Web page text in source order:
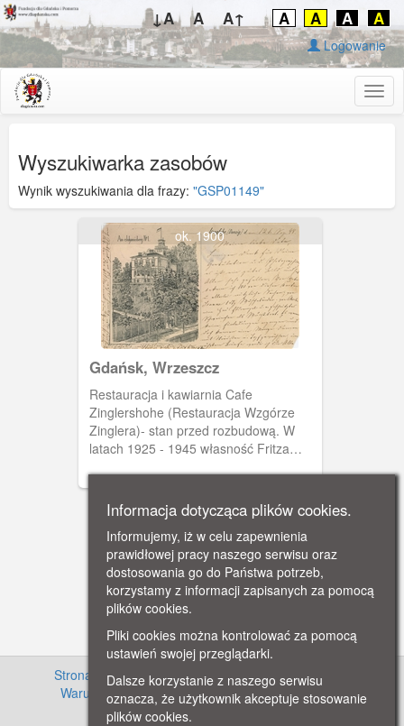
↓A A A↑ A A A A
Logowanie
Wyszukiwarka zasobów
Wynik wyszukiwania dla frazy: "GSP01149"
ok. 1900
Gdańsk, Wrzeszcz
Restauracja i kawiarnia Cafe
Zinglershohe (Restauracja Wzgórze
Zinglera)- stan przed rozbudową. W
latach 1925 - 1945 własność Fritza
Dominikany w Gdańsku. Willa istnieje
do dnia dzisiejszego.
Strona główna · Informacje o projekcie · Cennik
Warunki używania zasobów
· Kontakt ·
Regulamin
serwisu
· Polityka prywatności
Informacja dotycząca plików cookies.
Informujemy, iż w celu zapewnienia
prawidłowej pracy naszego serwisu oraz
dostosowania go do Państwa potrzeb,
korzystamy z informacji zapisanych za pomocą
plików cookies.
Pliki cookies można kontrolować za pomocą
ustawień swojej przeglądarki.
Dalsze korzystanie z naszego serwisu
oznacza, że użytkownik akceptuje stosowanie
plików cookies.